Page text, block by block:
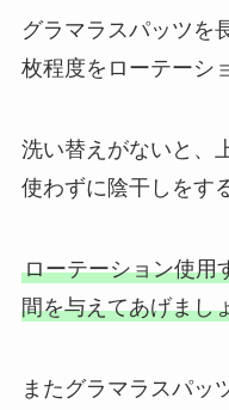
グラマラスパッツを
枚程度をローテーシ
洗い替えがないと、
使わずに陰干しをす
ローテーション使用
間を与えてあげまし
またグラマラスパッ